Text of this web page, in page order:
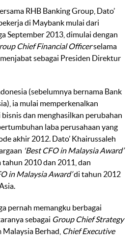
RHB Banking Group, Dato’
di Maybank mulai dari
September 2013, dimulai dengan
Chief Financial Officerselama
sebagai Presiden Direktur
(sebelumnya bernama Bank
ia mulai memperkenalkan
dan menghasilkan perubahan
laba perusahaan yang
akhir 2012. Dato’ Khairussaleh
'Best CFO in Malaysia Award’
2010 dan 2011, dan
in Malaysia Award’di tahun 2012
pernah memangku berbagai
sebagai Group Chief Strategy
Berhad, Chief Executive